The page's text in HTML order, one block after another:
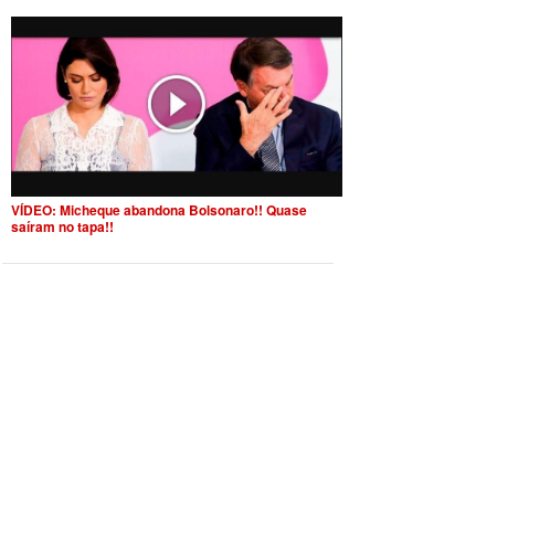
VÍDEO: Micheque abandona Bolsonaro!! Quase
saíram no tapa!!